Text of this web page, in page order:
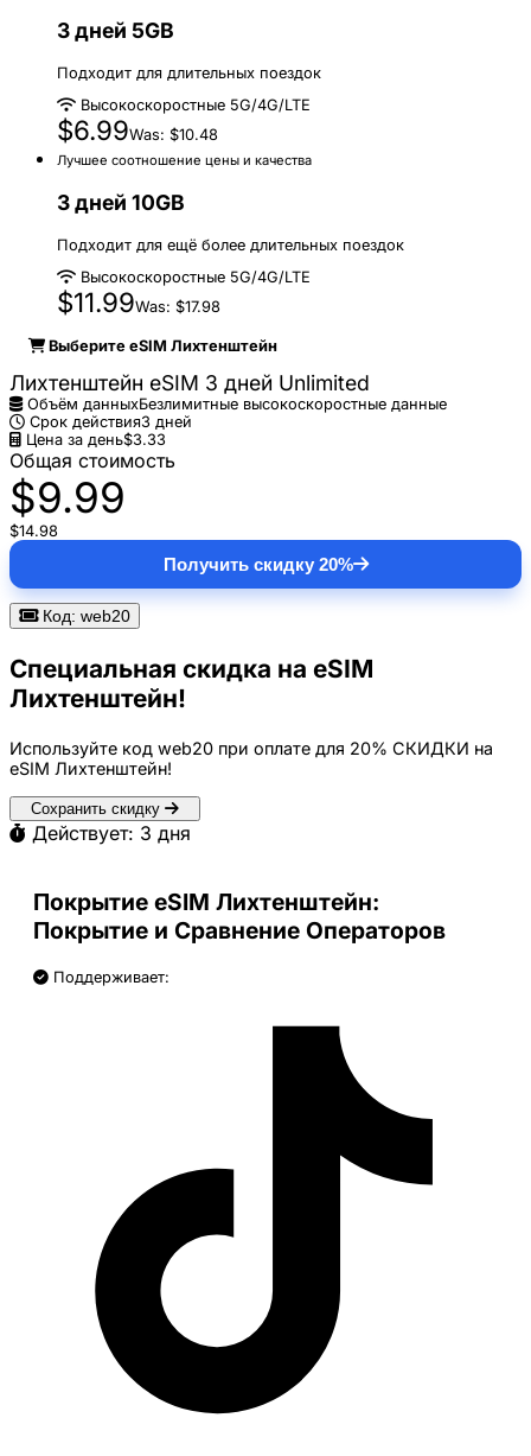
3 дней 5GB
Подходит для длительных поездок
Высокоскоростные 5G/4G/LTE
$6.99Was: $10.48
Лучшее соотношение цены и качества
3 дней 10GB
Подходит для ещё более длительных поездок
Высокоскоростные 5G/4G/LTE
$11.99Was: $17.98
Выберите eSIM Лихтенштейн
Лихтенштейн eSIM 3 дней Unlimited
Объём данныхБезлимитные высокоскоростные данные
Срок действия3 дней
Цена за день$3.33
Общая стоимость
$9.99
$14.98
Получить скидку 20%
Код: web20
Специальная скидка на eSIM
Лихтенштейн!
Используйте код web20 при оплате для 20% СКИДКИ на
eSIM Лихтенштейн!
Сохранить скидку
Действует: 3 дня
Покрытие eSIM Лихтенштейн:
Покрытие и Сравнение Операторов
Поддерживает: